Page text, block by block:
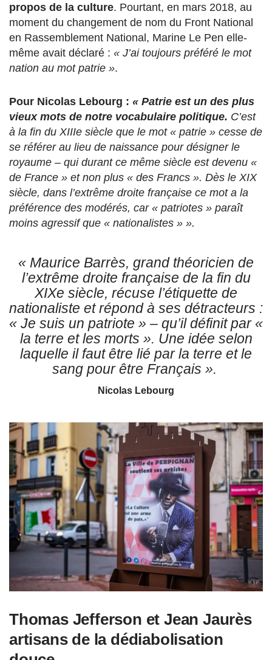
propos de la culture. Pourtant, en mars 2018, au
moment du changement de nom du Front National
en Rassemblement National, Marine Le Pen elle-
même avait déclaré : « J’ai toujours préféré le mot
nation au mot patrie ».
Pour Nicolas Lebourg : « Patrie est un des plus
vieux mots de notre vocabulaire politique. C’est
à la fin du XIIIe siècle que le mot « patrie » cesse de
se référer au lieu de naissance pour désigner le
royaume – qui durant ce même siècle est devenu «
de France » et non plus « des Francs ». Dès le XIX
siècle, dans l’extrême droite française ce mot a la
préférence des modérés, car « patriotes » paraît
moins agressif que « nationalistes » ».
« Maurice Barrès, grand théoricien de
l’extrême droite française de la fin du
XIXe siècle, récuse l’étiquette de
nationaliste et répond à ses détracteurs :
« Je suis un patriote » – qu’il définit par «
la terre et les morts ». Une idée selon
laquelle il faut être lié par la terre et le
sang pour être Français ».
Nicolas Lebourg
Thomas Jefferson et Jean Jaurès
artisans de la dédiabolisation